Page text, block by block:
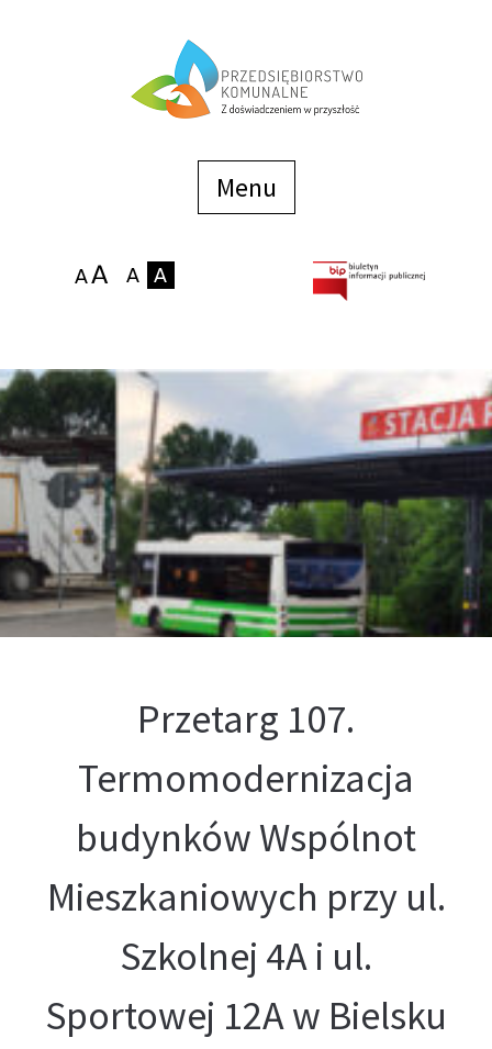
Menu
Zakłady
Podaj stan wodomierza
Kontakt
Oferta
Przetarg 107.
Termomodernizacja
budynków Wspólnot
Mieszkaniowych przy ul.
Szkolnej 4A i ul.
Sportowej 12A w Bielsku